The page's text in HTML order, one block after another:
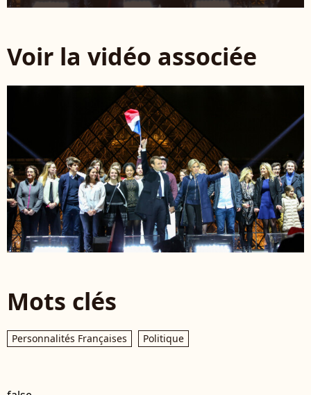
Voir la vidéo associée
Mots clés
Personnalités Françaises Politique